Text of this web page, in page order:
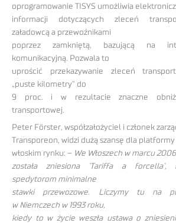
oprogramowanie TISYS umożliwia
informacji dotyczących zleceń
załadowcą a przewoźnikami
poprzez zamkniętą, bazującą na
komunikacyjną. Pozwala to
uprościć przekazywanie zleceń
„puste kilometry” do
9 proc. i w rezultacie znaczne
transportowej.
Peter Förster, współzałożyciel i członek
Transporeon, widzi dużą szansę dla platformy
włoskim rynku: – We Włoszech w marcu 2006
została zniesiona `Tariffa a forcella`,
spedytorom minimalne
stawki przewozowe. Liczymy tu na
w Niemczech w 1993 roku,
kiedy to w życie weszła ustawa o